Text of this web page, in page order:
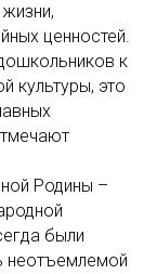
ценностей.
к
культуры, это
Родины –
были
неотъемлемой